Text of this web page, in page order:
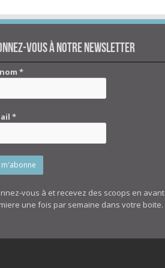
vous à notre newsletter
*
*
vous à et recevez des scoops en avant
une fois par semaine dans votre boite.